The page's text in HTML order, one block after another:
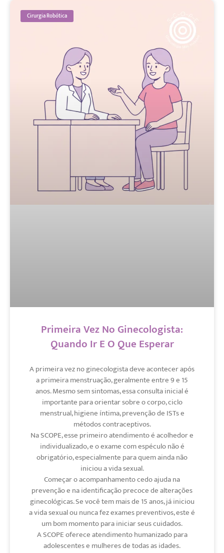
Cirurgia Robótica
Primeira Vez No Ginecologista:
Quando Ir E O Que Esperar
A primeira vez no ginecologista deve acontecer após
a primeira menstruação, geralmente entre 9 e 15
anos. Mesmo sem sintomas, essa consulta inicial é
importante para orientar sobre o corpo, ciclo
menstrual, higiene íntima, prevenção de ISTs e
métodos contraceptivos.
Na SCOPE, esse primeiro atendimento é acolhedor e
individualizado, e o exame com espéculo não é
obrigatório, especialmente para quem ainda não
iniciou a vida sexual.
Começar o acompanhamento cedo ajuda na
prevenção e na identificação precoce de alterações
ginecológicas. Se você tem mais de 15 anos, já iniciou
a vida sexual ou nunca fez exames preventivos, este é
um bom momento para iniciar seus cuidados.
A SCOPE oferece atendimento humanizado para
adolescentes e mulheres de todas as idades.